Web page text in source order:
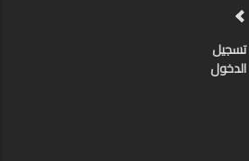
تسجيل
الدخول